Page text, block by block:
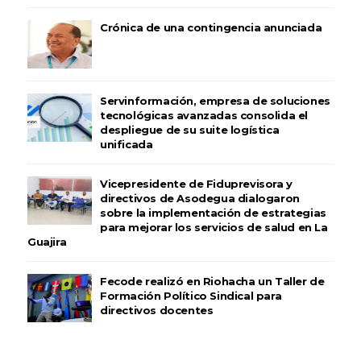
Crónica de una contingencia anunciada
Servinformación, empresa de soluciones
tecnológicas avanzadas consolida el
despliegue de su suite logística
unificada
Vicepresidente de Fiduprevisora y
directivos de Asodegua dialogaron
sobre la implementación de estrategias
para mejorar los servicios de salud en La
Guajira
Fecode realizó en Riohacha un Taller de
Formación Político Sindical para
directivos docentes